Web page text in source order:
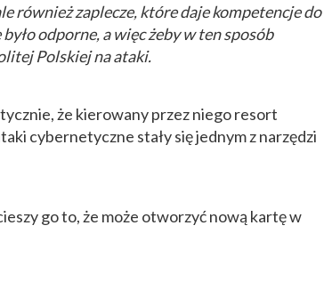
również zaplecze, które daje kompetencje do
odporne, a więc żeby w ten sposób
Polskiej na ataki.
że kierowany przez niego resort
cybernetyczne stały się jednym z narzędzi
go to, że może otworzyć nową kartę w